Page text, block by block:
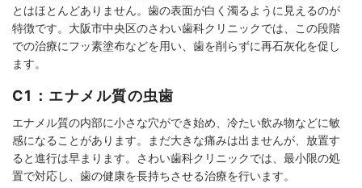
とはほとんどありません。歯の表面が白く濁るように見えるのが
特徴です。大阪市中央区のさわい歯科クリニックでは、この段階
での治療にフッ素塗布などを用い、歯を削らずに再石灰化を促し
ます。
C1：エナメル質の虫歯
エナメル質の内部に小さな穴ができ始め、冷たい飲み物などに敏
感になることがあります。まだ大きな痛みは出ませんが、放置す
ると進行は早まります。さわい歯科クリニックでは、最小限の処
置で対応し、歯の健康を長持ちさせる治療を行います。